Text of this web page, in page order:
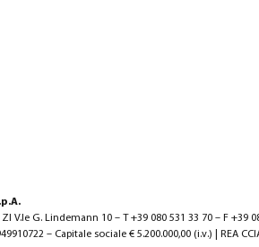
ZI V.le G. Lindemann 10 – T +39 080 531 33 70 – F +39
– Capitale sociale € 5.200.000,00 (i.v.) | REA